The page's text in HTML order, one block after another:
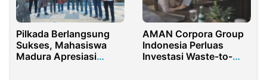
Pilkada Berlangsung
Sukses, Mahasiswa
Madura Apresiasi
AMAN Corpora Group
Indonesia Perluas
Investasi Waste-to-